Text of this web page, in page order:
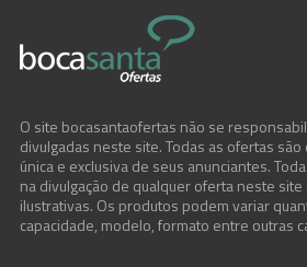
O site bocasantaofertas não se
divulgadas neste site. Todas as ofertas
única e exclusiva de seus anunciantes.
na divulgação de qualquer oferta neste
ilustrativas. Os produtos podem variar
capacidade, modelo, formato entre outras